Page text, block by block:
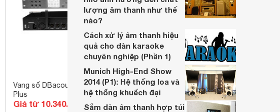
Vang số DBacoustic D9800
Plus
Giá từ 10.340.000 đ
Amply Sumico KA-400
Giá từ 7.890.000 đ
lượng âm thanh như thế
nào?
Cách xử lý âm thanh hiệu
quả cho dàn karaoke
chuyên nghiệp (Phần 1)
Munich High-End Show
2014 (P1): Hệ thống loa và
hệ thống khuếch đại
Sắm dàn âm thanh hợp túi